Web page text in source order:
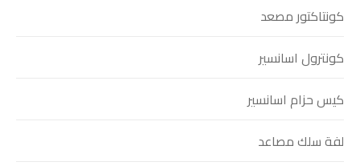
كونتاكتور مصعد
كونترول اسانسير
كيس حزام اسانسير
لفة سلك مصاعد